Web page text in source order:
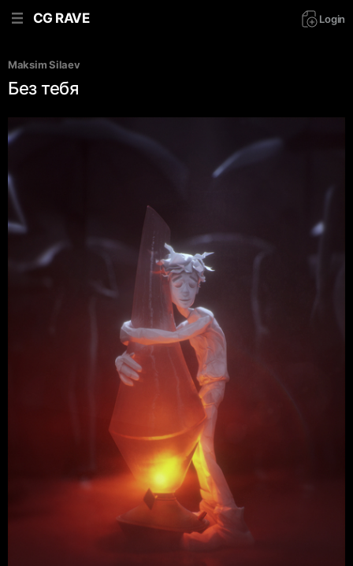
CG RAVE Login
Maksim Silaev
Без тебя